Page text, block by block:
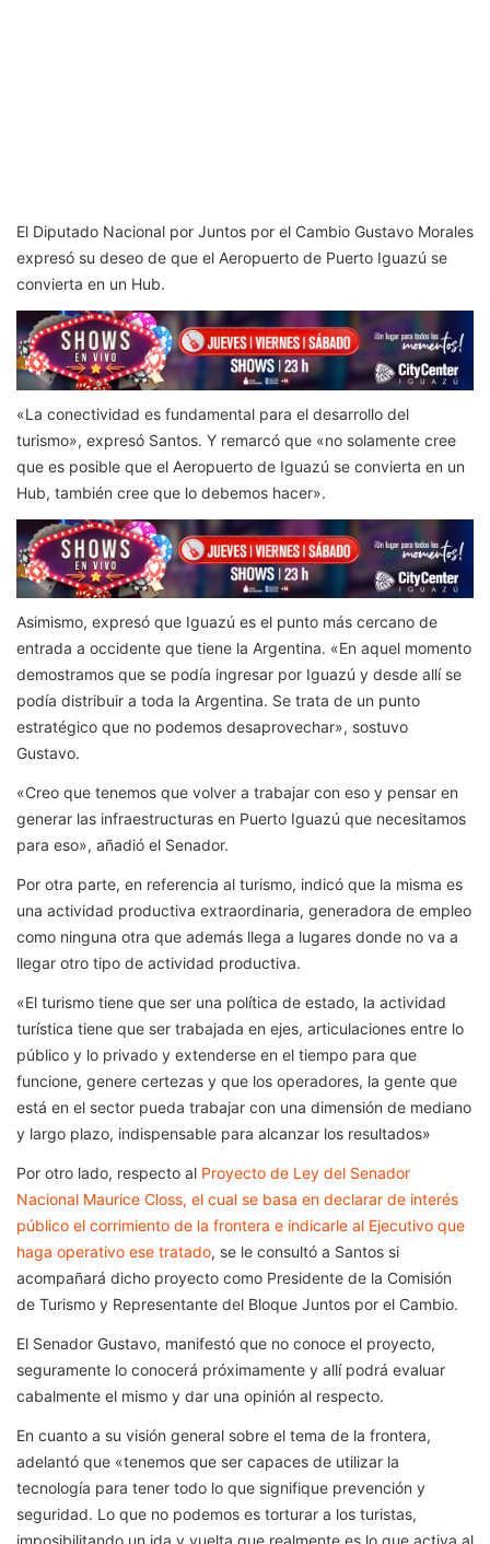
El Diputado Nacional por Juntos por el Cambio Gustavo Morales
expresó su deseo de que el Aeropuerto de Puerto Iguazú se
convierta en un Hub.
«La conectividad es fundamental para el desarrollo del
turismo», expresó Santos. Y remarcó que «no solamente cree
que es posible que el Aeropuerto de Iguazú se convierta en un
Hub, también cree que lo debemos hacer».
Asimismo, expresó que Iguazú es el punto más cercano de
entrada a occidente que tiene la Argentina. «En aquel momento
demostramos que se podía ingresar por Iguazú y desde allí se
podía distribuir a toda la Argentina. Se trata de un punto
estratégico que no podemos desaprovechar», sostuvo
Gustavo.
«Creo que tenemos que volver a trabajar con eso y pensar en
generar las infraestructuras en Puerto Iguazú que necesitamos
para eso», añadió el Senador.
Por otra parte, en referencia al turismo, indicó que la misma es
una actividad productiva extraordinaria, generadora de empleo
como ninguna otra que además llega a lugares donde no va a
llegar otro tipo de actividad productiva.
«El turismo tiene que ser una política de estado, la actividad
turística tiene que ser trabajada en ejes, articulaciones entre lo
público y lo privado y extenderse en el tiempo para que
funcione, genere certezas y que los operadores, la gente que
está en el sector pueda trabajar con una dimensión de mediano
y largo plazo, indispensable para alcanzar los resultados»
Por otro lado, respecto al Proyecto de Ley del Senador
Nacional Maurice Closs, el cual se basa en declarar de interés
público el corrimiento de la frontera e indicarle al Ejecutivo que
haga operativo ese tratado, se le consultó a Santos si
acompañará dicho proyecto como Presidente de la Comisión
de Turismo y Representante del Bloque Juntos por el Cambio.
El Senador Gustavo, manifestó que no conoce el proyecto,
seguramente lo conocerá próximamente y allí podrá evaluar
cabalmente el mismo y dar una opinión al respecto.
En cuanto a su visión general sobre el tema de la frontera,
adelantó que «tenemos que ser capaces de utilizar la
tecnología para tener todo lo que signifique prevención y
seguridad. Lo que no podemos es torturar a los turistas,